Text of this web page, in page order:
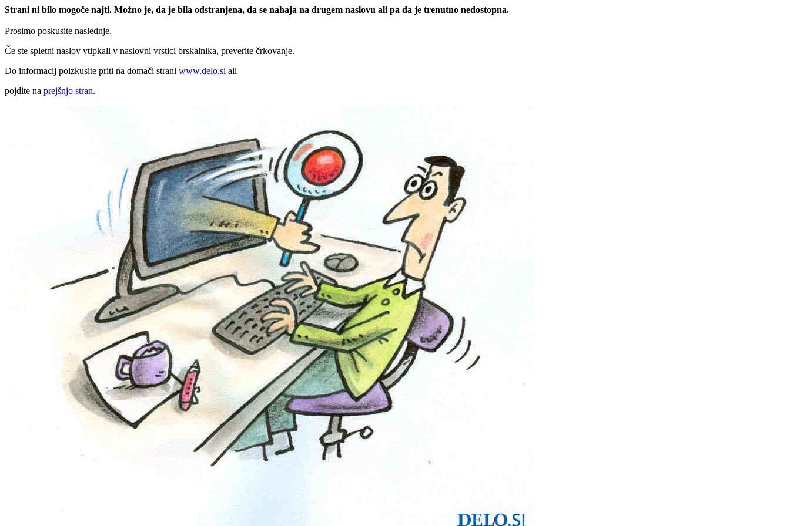
Strani ni bilo mogoče najti. Možno je, da je bila odstranjena, da se nahaja na drugem naslovu ali pa da je trenutno nedostopna.
Prosimo poskusite naslednje.
Če ste spletni naslov vtipkali v naslovni vrstici brskalnika, preverite črkovanje.
Do informacij poizkusite priti na domači strani www.delo.si ali
pojdite na prejšnjo stran.